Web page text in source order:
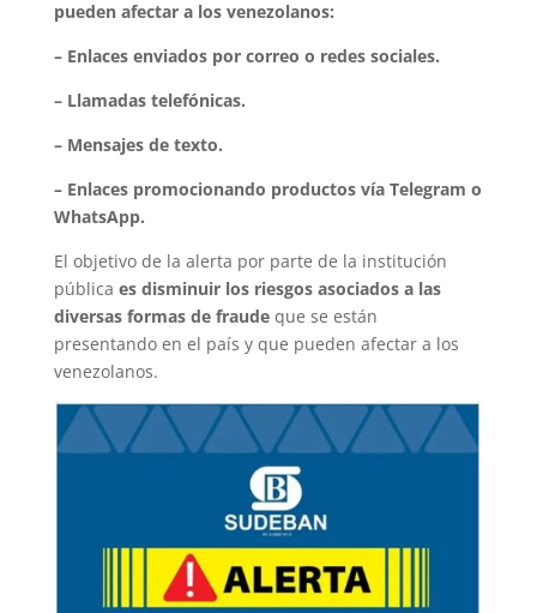
pueden afectar a los venezolanos:
– Enlaces enviados por correo o redes sociales.
– Llamadas telefónicas.
– Mensajes de texto.
– Enlaces promocionando productos vía Telegram o
WhatsApp.
El objetivo de la alerta por parte de la institución
pública es disminuir los riesgos asociados a las
diversas formas de fraudeque se están
presentando en el país y que pueden afectar a los
venezolanos.